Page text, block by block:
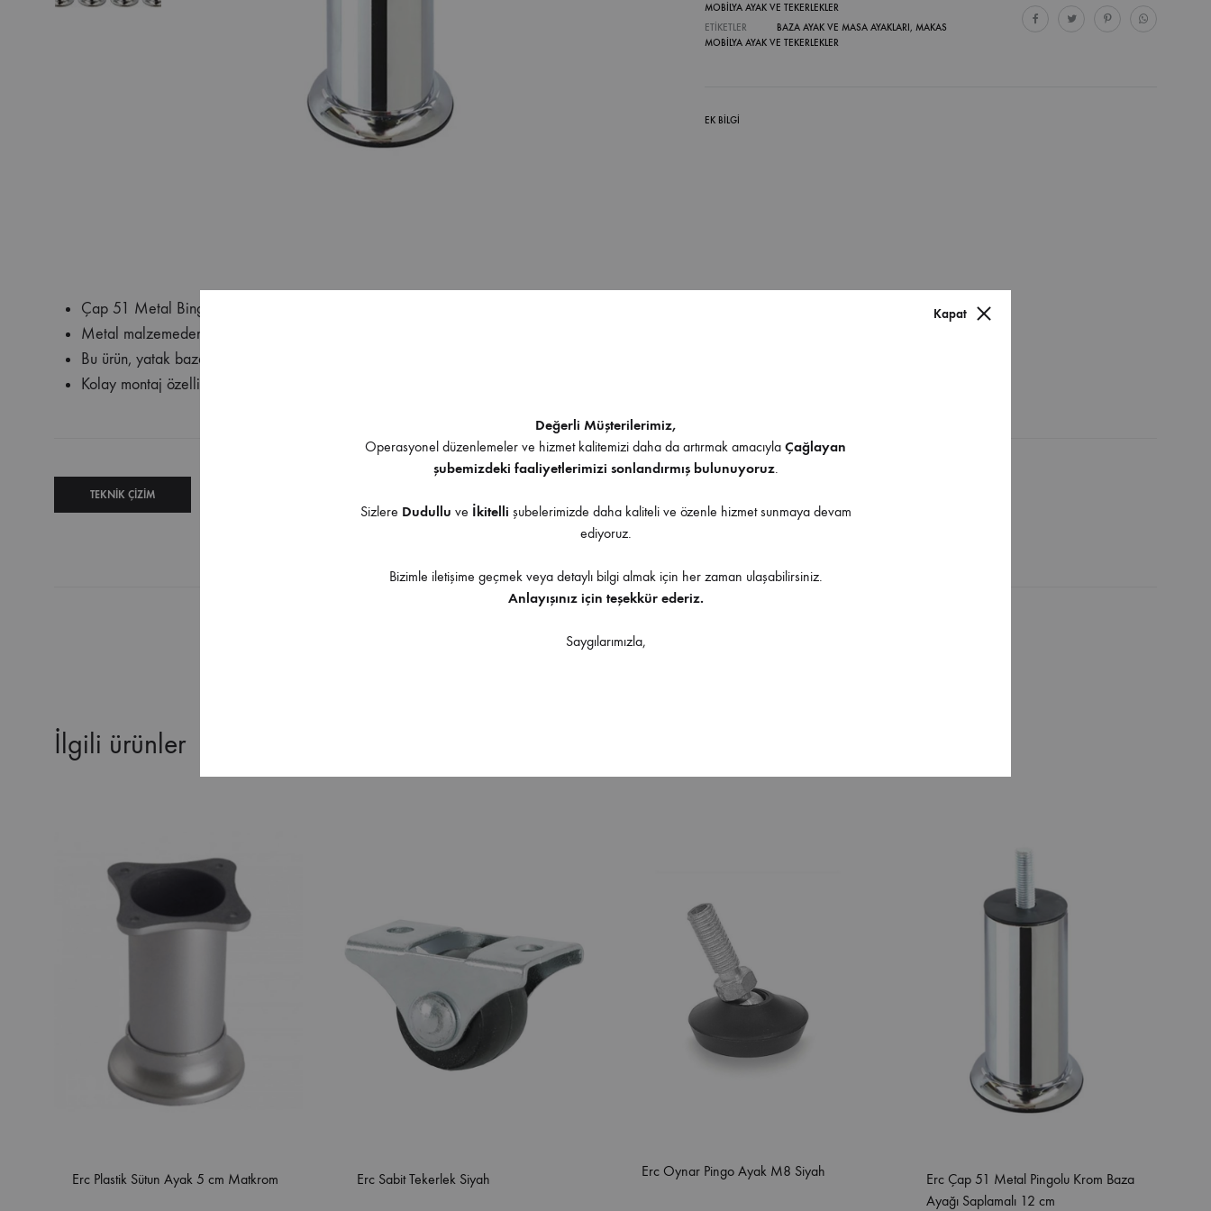
MOBİLYA AYAK VE TEKERLEKLER
ETIKETLER
BAZA AYAK VE MASA AYAKLARI, MAKAS
MOBILYA AYAK VE TEKERLEKLER
EK BILGI
Çap 51 Metal Bingolu Baza Ayağı M10 Saplamalı Krom
Metal malzemeden üretilmiş olan bu baza ayağı, dayanıklı ve uzun ömürlüdür.
Bu ürün, yatak bazalarının altında kullanılan bir ayağa sahiptir
Kolay montaj özelliğiyle de dikkat çeker
İndirilebilir İçerik
TEKNIK ÇIZIM
Ürüne uygulanabilir aksesuarlar
İlgili ürünler
Erc Plastik Sütun Ayak 5 cm Matkrom Erc Sabit Tekerlek Siyah Erc Oynar Pingo Ayak M8 Siyah
Erc Çap 51 Metal Pingolu Krom Baza
Ayağı Saplamalı 12 cm
Kapat
Değerli Müşterilerimiz,
Operasyonel düzenlemeler ve hizmet kalitemizi daha da artırmak amacıyla Çağlayan
şubemizdeki faaliyetlerimizi sonlandırmış bulunuyoruz.
Sizlere Dudullu ve İkitelli şubelerimizde daha kaliteli ve özenle hizmet sunmaya devam
ediyoruz.
Bizimle iletişime geçmek veya detaylı bilgi almak için her zaman ulaşabilirsiniz.
Anlayışınız için teşekkür ederiz.
Saygılarımızla,